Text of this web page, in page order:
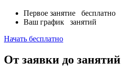
Первое занятие бесплатно
Ваш график занятий
Начать бесплатно
От заявки до занятий